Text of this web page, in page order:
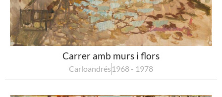
Carrer amb murs i flors
Carloandrés 1968 - 1978